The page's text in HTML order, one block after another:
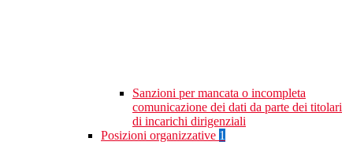
Sanzioni per mancata o incompleta
comunicazione dei dati da parte dei titolari
di incarichi dirigenziali
Posizioni organizzative 1